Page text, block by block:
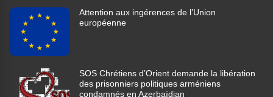
Attention aux ingérences de l’Union
européenne
SOS Chrétiens d’Orient demande la libération
des prisonniers politiques arméniens
condamnés en Azerbaïdjan